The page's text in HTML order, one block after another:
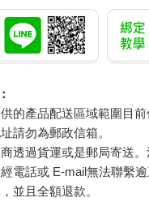
的產品配送區域範圍目
請勿為郵政信箱。
透過貨運或是郵局寄送
電話或 E-mail無法聯繫
並且全額退款。